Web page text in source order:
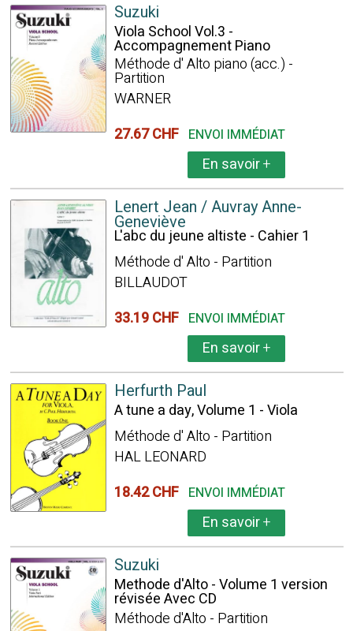
Suzuki
Viola School Vol.3 -
Accompagnement Piano
Méthode d' Alto piano (acc.) -
Partition
WARNER
27.67 CHF ENVOI IMMÉDIAT
En savoir+
Lenert Jean / Auvray Anne-
Geneviève
L'abc du jeune altiste - Cahier 1
Méthode d' Alto - Partition
BILLAUDOT
33.19 CHF ENVOI IMMÉDIAT
En savoir+
Herfurth Paul
A tune a day, Volume 1 - Viola
Méthode d' Alto - Partition
HAL LEONARD
18.42 CHF ENVOI IMMÉDIAT
En savoir+
Suzuki
Methode d'Alto - Volume 1 version
révisée Avec CD
Méthode d'Alto - Partition